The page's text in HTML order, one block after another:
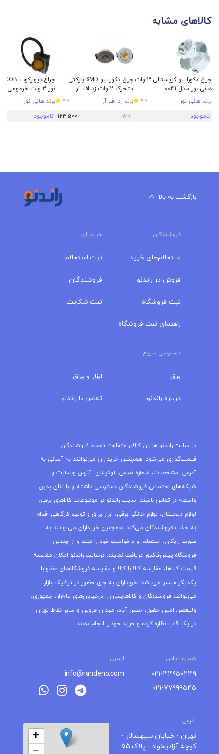
کالاهای مشابه
چراغ دکوراتیو کریستالی 3 وات
هانی نور مدل 0031
برند هانی نور 4.7
ناموجود
چراغ دکوراتیو SMD پارکتی
متحرک 2 وات زد اف آر
برند زد اف آر 4.7
تومان 123,500
نور 3 وات خرطومی مدل HS101
برند هانی نور
ناموجود
بازگشت به بالا
فروشندگان خریداران
استعلام‌های خرید
فروش در راندنو
ثبت فروشگاه
راهنمای ثبت فروشگاه
ثبت استعلام
فروشندگان
ثبت شکایت
دسترسی سریع
برق
درباره‌ راندنو
ابزار و یراق
تماس با راندنو
در سایت راندنو هزاران کالای متفاوت توسط فروشندگان
قیمت‌گذاری می‌شود. همچنین خریداران می‌توانند به آسانی به
آدرس، مشخصات، شماره تماس، لوکیشن، آدرس وبسایت و
شبکه‌های اجتماعی فروشندگان دسترسی داشته و با آنان بدون
واسطه در تماس باشند. سایت راندنو در موضوعات کالاهای برقی،
لوازم دیجیتال، لوازم خانگی برقی، ابزار یراق و تولید کارگاهی اقدام
به جذب فروشندگان می‌کند. همچنین خریداران می‌توانند به
صورت رایگان، استعلام و درخواست خود را ثبت و از چندین
فروشگاه پیش‌فاکتور دریافت نمایند. درسایت راندنو امکان مقایسه
قیمت کالاها، مقایسه کالا با کالا و مقایسه فروشگاه‌های عضو با
یکدیگر میسر می‌باشد. خریداران به جای حضور در ترافیک بازار،
می‌توانند فروشندگان و کالاهایشان را درخیابان‌های لاله‌زار، جمهوری،
ولیعصر، امین حضور، حسن آباد، میدان قزوین و سایر نقاط تهران
در یک قاب نظاره کرده و خرید خود را انجام دهند.
شماره تماس ایمیل
۰۲۱-۳۳۹۵۰۲۳۹
۰۲۱-۷۷۹۹۹۵۴۵
info@randeno.com
آدرس
تهران - خیابان سپهسالار -
کوچه آزادیخواه - پلاک 55 -
+
−